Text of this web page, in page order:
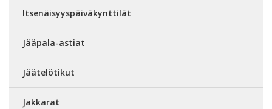
Itsenäisyyspäiväkynttilät
Jääpala-astiat
Jäätelötikut
Jakkarat